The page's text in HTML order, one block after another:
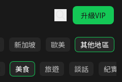
升級VIP
新加坡 歐美 其他地區
美食 旅遊 談話 紀實